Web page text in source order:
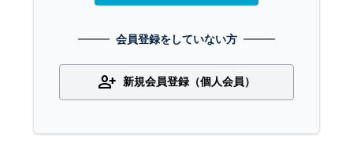
会員登録をしていない方
person_add 新規会員登録（個人会員）